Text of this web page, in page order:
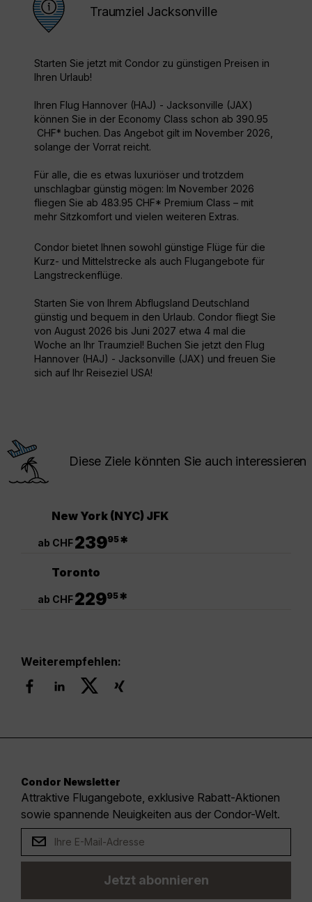
Traumziel Jacksonville
Starten Sie jetzt mit Condor zu günstigen Preisen in
Ihren Urlaub!
Ihren Flug Hannover (HAJ) - Jacksonville (JAX)
können Sie in der Economy Class schon ab 390.95
CHF* buchen. Das Angebot gilt im November 2026,
solange der Vorrat reicht.
Für alle, die es etwas luxuriöser und trotzdem
unschlagbar günstig mögen: Im November 2026
fliegen Sie ab 483.95 CHF* Premium Class – mit
mehr Sitzkomfort und vielen weiteren Extras.
Condor bietet Ihnen sowohl günstige Flüge für die
Kurz- und Mittelstrecke als auch Flugangebote für
Langstreckenflüge.
Starten Sie von Ihrem Abflugsland Deutschland
günstig und bequem in den Urlaub. Condor fliegt Sie
von August 2026 bis Juni 2027 etwa 4 mal die
Woche an Ihr Traumziel! Buchen Sie jetzt den Flug
Hannover (HAJ) - Jacksonville (JAX) und freuen Sie
sich auf Ihr Reiseziel USA!
Diese Ziele könnten Sie auch interessieren
New York (NYC) JFK
ab CHF23995*
Toronto
ab CHF22995*
Weiterempfehlen:
Condor Newsletter
Attraktive Flugangebote, exklusive Rabatt-Aktionen
sowie spannende Neuigkeiten aus der Condor-Welt.
Jetzt abonnieren